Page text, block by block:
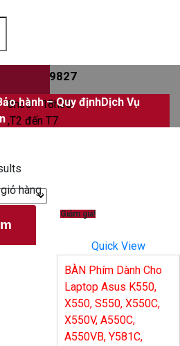
0906339827
8h30 - 18h30
,T2 đến T7
hàng.
hành – Quy địnhDịch Vụ
Giảm giá!
Quick View
BÀN Phím Dành Cho
Laptop Asus K550,
X550, S550, X550C,
X550V, A550C,
A550VB, Y581C,